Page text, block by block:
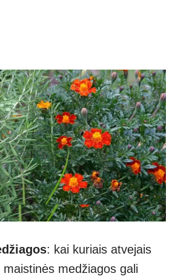
: kai kuriais atvejais
medžiagos gali